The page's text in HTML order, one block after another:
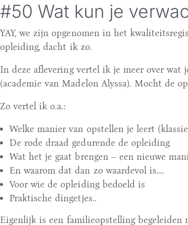
#50 Wat kun je
YAY, we zijn opgenomen in het
opleiding, dacht ik zo.
In deze aflevering vertel ik je meer over
(academie van Madelon Alyssa). Mocht de
Zo vertel ik o.a.:
Welke manier van opstellen je leert
De rode draad gedurende de opleiding
Wat het je gaat brengen – een nieuwe
En waarom dat dan zo waardevol is….
Voor wie de opleiding bedoeld is
Praktische dingetjes..
Eigenlijk is een familieopstelling begeleiden